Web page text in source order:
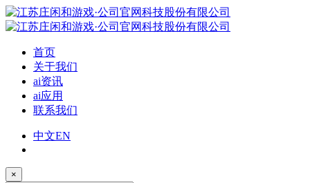
首页
关于我们
ai资讯
ai应用
联系我们
中文EN
×